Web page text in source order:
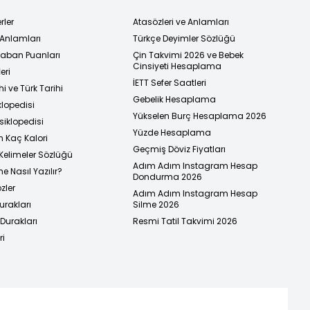
Puanları
ve Türk Tarihi
Kaç Kalori
Sözlüğü
Nasıl Yazılır?
Atasözleri ve Anlamları
Türkçe Deyimler Sözlüğü
Çin Takvimi 2026 ve Bebek
Cinsiyeti Hesaplama
İETT Sefer Saatleri
Gebelik Hesaplama
Yükselen Burç Hesaplama 2026
Yüzde Hesaplama
Geçmiş Döviz Fiyatları
Adım Adım Instagram Hesap
Dondurma 2026
Adım Adım Instagram Hesap
Silme 2026
Resmi Tatil Takvimi 2026